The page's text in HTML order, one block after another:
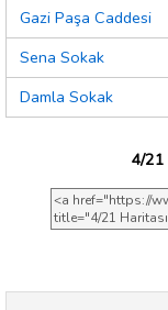
Gazi Paşa Caddesi
Sena Sokak
Damla Sokak
4/21